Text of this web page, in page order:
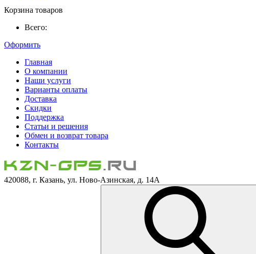
Корзина товаров
Всего:
Оформить
Главная
О компании
Наши услуги
Варианты оплаты
Доставка
Скидки
Поддержка
Статьи и решения
Обмен и возврат товара
Контакты
420088, г. Казань, ул. Ново-Азинская, д. 14А